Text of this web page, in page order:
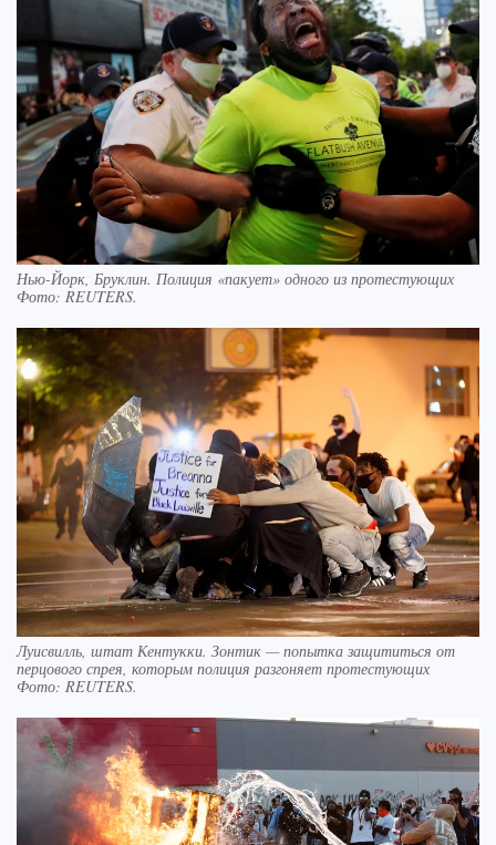
Нью-Йорк, Бруклин. Полиция «пакует» одного из протестующих
Фото: REUTERS.
Луисвилль, штат Кентукки. Зонтик — попытка защититься от
перцового спрея, которым полиция разгоняет протестующих
Фото: REUTERS.